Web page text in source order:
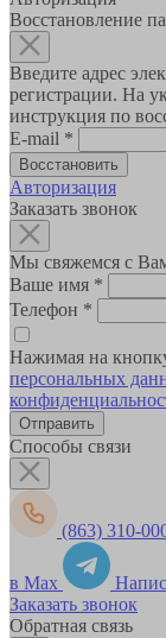
Восстановление
Введите адрес
регистрации. На
инструкция по
E-mail *
Авторизация
Заказать звонок
Мы свяжемся с
Ваше имя *
Телефон *
Нажимая на
персональных
Способы связи
(863) 310-
в Max
Заказать звонок
Обратная связь